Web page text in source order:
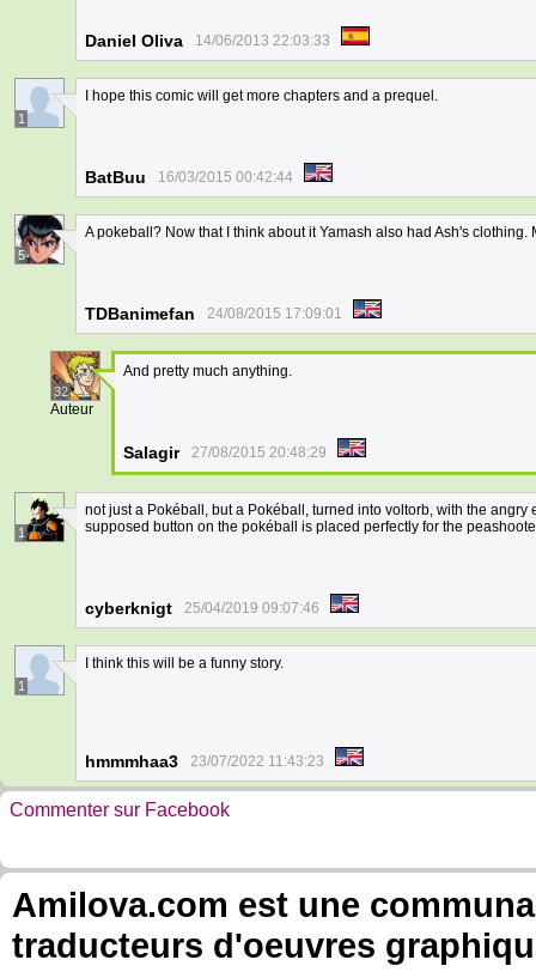
Daniel Oliva 14/06/2013 22:03:33
1
I hope this comic will get more chapters and a prequel.
BatBuu 16/03/2015 00:42:44
5
A pokeball? Now that I think about it Yamash also had Ash's
TDBanimefan 24/08/2015 17:09:01
32
Auteur
And pretty much anything.
Salagir 27/08/2015 20:48:29
1
not just a Pokéball, but a Pokéball, turned into voltorb, with the
supposed button on the pokéball is placed perfectly for the
cyberknigt 25/04/2019 09:07:46
1
I think this will be a funny story.
hmmmhaa3 23/07/2022 11:43:23
Commenter sur Facebook
Amilova.com est une
traducteurs d'oeuvres